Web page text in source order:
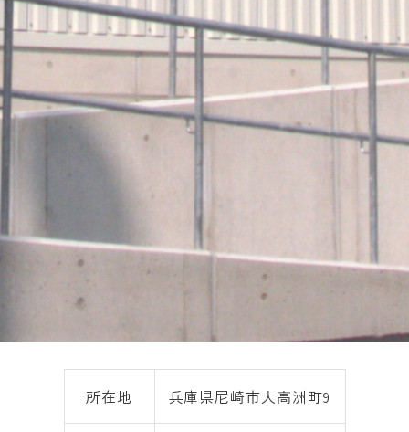
所在地 兵庫県尼崎市大高洲町9